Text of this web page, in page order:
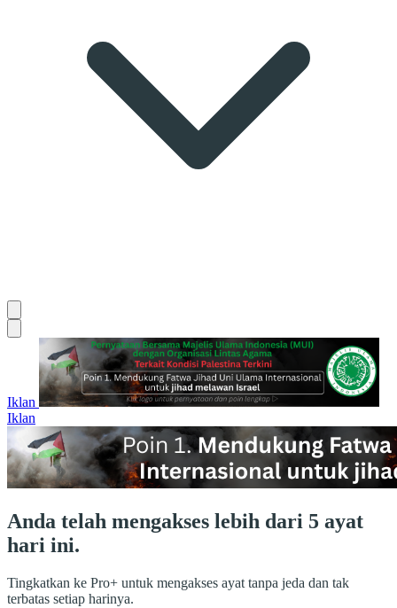
Iklan
Iklan
Anda telah mengakses lebih dari 5 ayat
hari ini.
Tingkatkan ke Pro+ untuk mengakses ayat tanpa jeda dan tak
terbatas setiap harinya.